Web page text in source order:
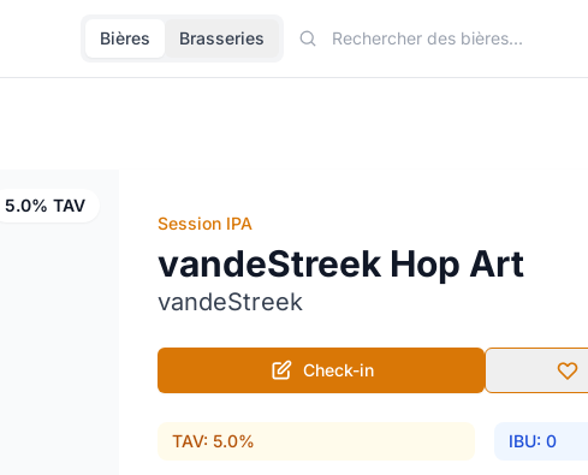
Bières Brasseries
5.0% TAV
Session IPA
vandeStreek Hop Art
vandeStreek
Check-in
TAV: 5.0% IBU: 0